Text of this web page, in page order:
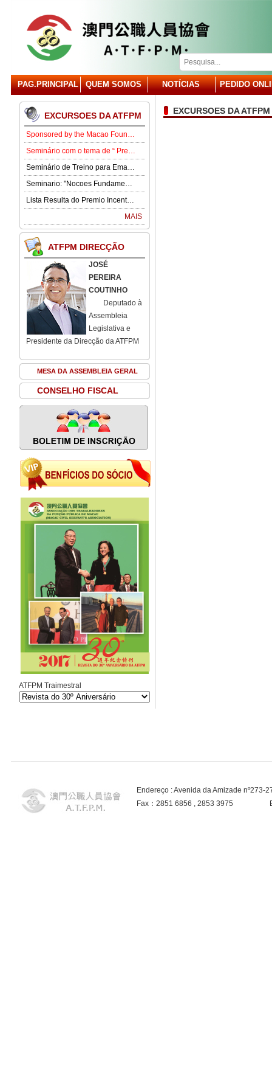
PAG.PRINCIPAL QUEM SOMOS NOTÍCIAS PEDIDO
EXCURSOES DA ATFPM
Sponsored by the Macao Foundation, the Macau Civil Servants Association (ATFPM) will organize the “Job Opportunities for Youth Seminar” at 3:00 p.m. on 15 August in our Association . Our guest speaker is Lawmaker José Pereira Coutinho.
Seminário com o tema de “ Prevenção e Controlo da Gota” .
Seminário de Treino para Emagrecimento.
Seminario: "Nocoes Fundamentais de Direito Comercialde Macau: Regime das Sociedades Comerciais,Orgaos Sociais, Direitos e Obrigagoes dos Socios"
Lista Resulta do Premio Incentivo 2026
MAIS
ATFPM DIRECÇÃO
JOSÉ
PEREIRA
COUTINHO
Deputado à
Assembleia
Legislativa e
Presidente da Direcção da ATFPM
MESA DA ASSEMBLEIA GERAL
CONSELHO FISCAL
ATFPM Traimestral
EXCURSOES DA ATFPM
Endereço : Avenida da Amizade
Fax：2851 6856 , 2853 3975